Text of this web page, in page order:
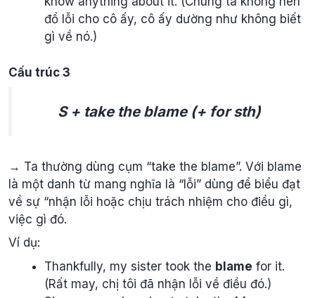
đổ lỗi cho cô ấy, cô ấy dường như không biết
gì về nó.)
Cấu trúc 3
S + take the blame (+ for sth)
→ Ta thường dùng cụm “take the blame”. Với blame
là một danh từ mang nghĩa là “lỗi” dùng để biểu đạt
về sự “nhận lỗi hoặc chịu trách nhiệm cho điều gì,
việc gì đó.
Ví dụ:
Thankfully, my sister took the blame for it.
(Rất may, chị tôi đã nhận lỗi về điều đó.)